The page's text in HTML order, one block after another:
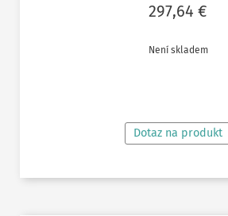
297,64 €
Není skladem
Dotaz na produkt